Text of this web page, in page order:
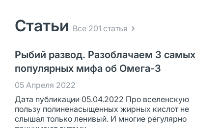
Статьи Все 201 статья
Рыбий развод. Разоблачаем 3 самых
популярных мифа об Омега-3
05 Апреля 2022
Дата публикации 05.04.2022 Про вселенскую
пользу полиненасыщенных жирных кислот не
слышал только ленивый. И многие регулярно